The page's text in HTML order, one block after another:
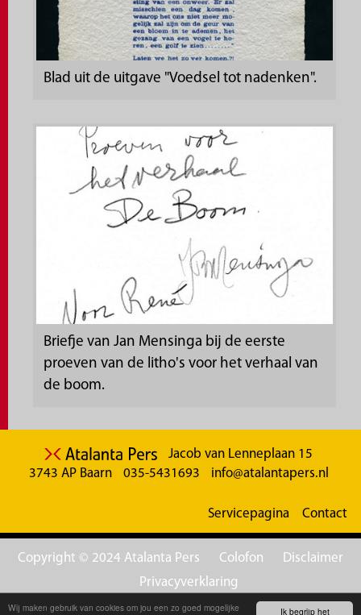
Ik begrijp het
Wij maken gebruik van cookies om jou een zo goed mogelijke
Blad uit de uitgave "Voedsel tot nadenken".
Briefje van Jan Mensinga bij de eerste
proeven van de litho's voor het verhaal van
de boom.
Jacob van Lenneplaan 15
3743 AP Baarn
035-5431693 info@atalantapers.nl
Servicepagina Contact
Copyright © 2024 Atalanta Pers Colofon
Disclaimer
Privacyverklaring